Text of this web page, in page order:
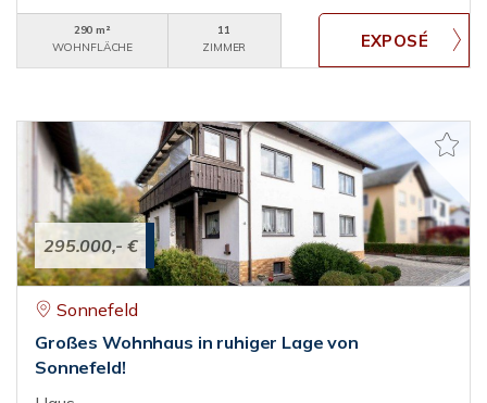
290 m²
WOHNFLÄCHE
11
ZIMMER
295.000,- €
Sonnefeld
Großes Wohnhaus in ruhiger Lage von
Sonnefeld!